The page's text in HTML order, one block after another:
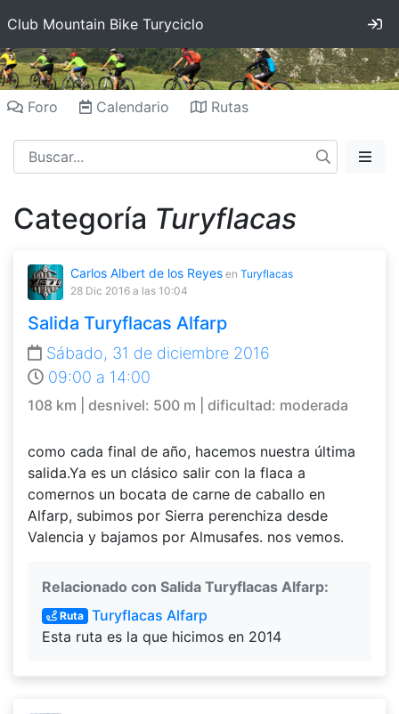
Club Mountain Bike Turyciclo
Foro Calendario Rutas
Categoría Turyflacas
Carlos Albert de los Reyes en Turyflacas
28 Dic 2016 a las 10:04
Salida Turyflacas Alfarp
Sábado, 31 de diciembre 2016
09:00 a 14:00
108 km | desnivel: 500 m | dificultad: moderada
como cada final de año, hacemos nuestra última
salida.Ya es un clásico salir con la flaca a
comernos un bocata de carne de caballo en
Alfarp, subimos por Sierra perenchiza desde
Valencia y bajamos por Almusafes. nos vemos.
Relacionado con Salida Turyflacas Alfarp:
Ruta Turyflacas Alfarp
Esta ruta es la que hicimos en 2014